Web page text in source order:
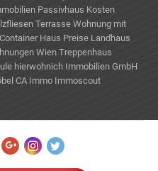
Passivhaus Kosten
TerrasseWohnung mit
Container Haus Preise Landhaus
Wien Treppenhaus
hierwohnich Immobilien GmbH
CA Immo Immoscout